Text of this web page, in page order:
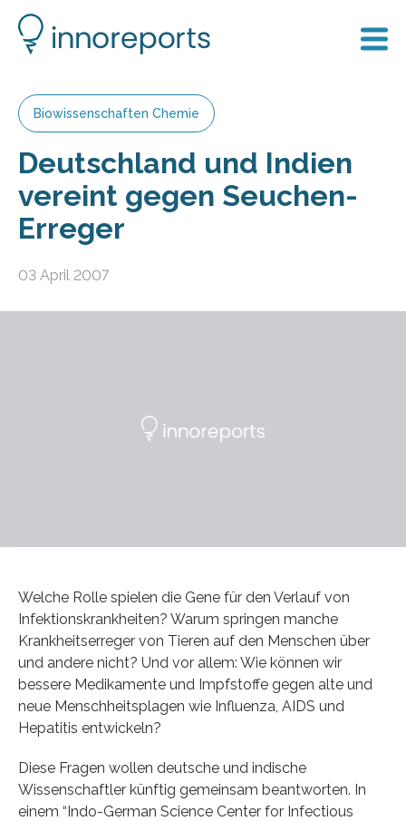
Biowissenschaften Chemie
Deutschland und Indien
vereint gegen Seuchen-
Erreger
03 April 2007
Welche Rolle spielen die Gene für den Verlauf von
Infektionskrankheiten? Warum springen manche
Krankheitserreger von Tieren auf den Menschen über
und andere nicht? Und vor allem: Wie können wir
bessere Medikamente und Impfstoffe gegen alte und
neue Menschheitsplagen wie Influenza, AIDS und
Hepatitis entwickeln?
Diese Fragen wollen deutsche und indische
Wissenschaftler künftig gemeinsam beantworten. In
einem “Indo-German Science Center for Infectious